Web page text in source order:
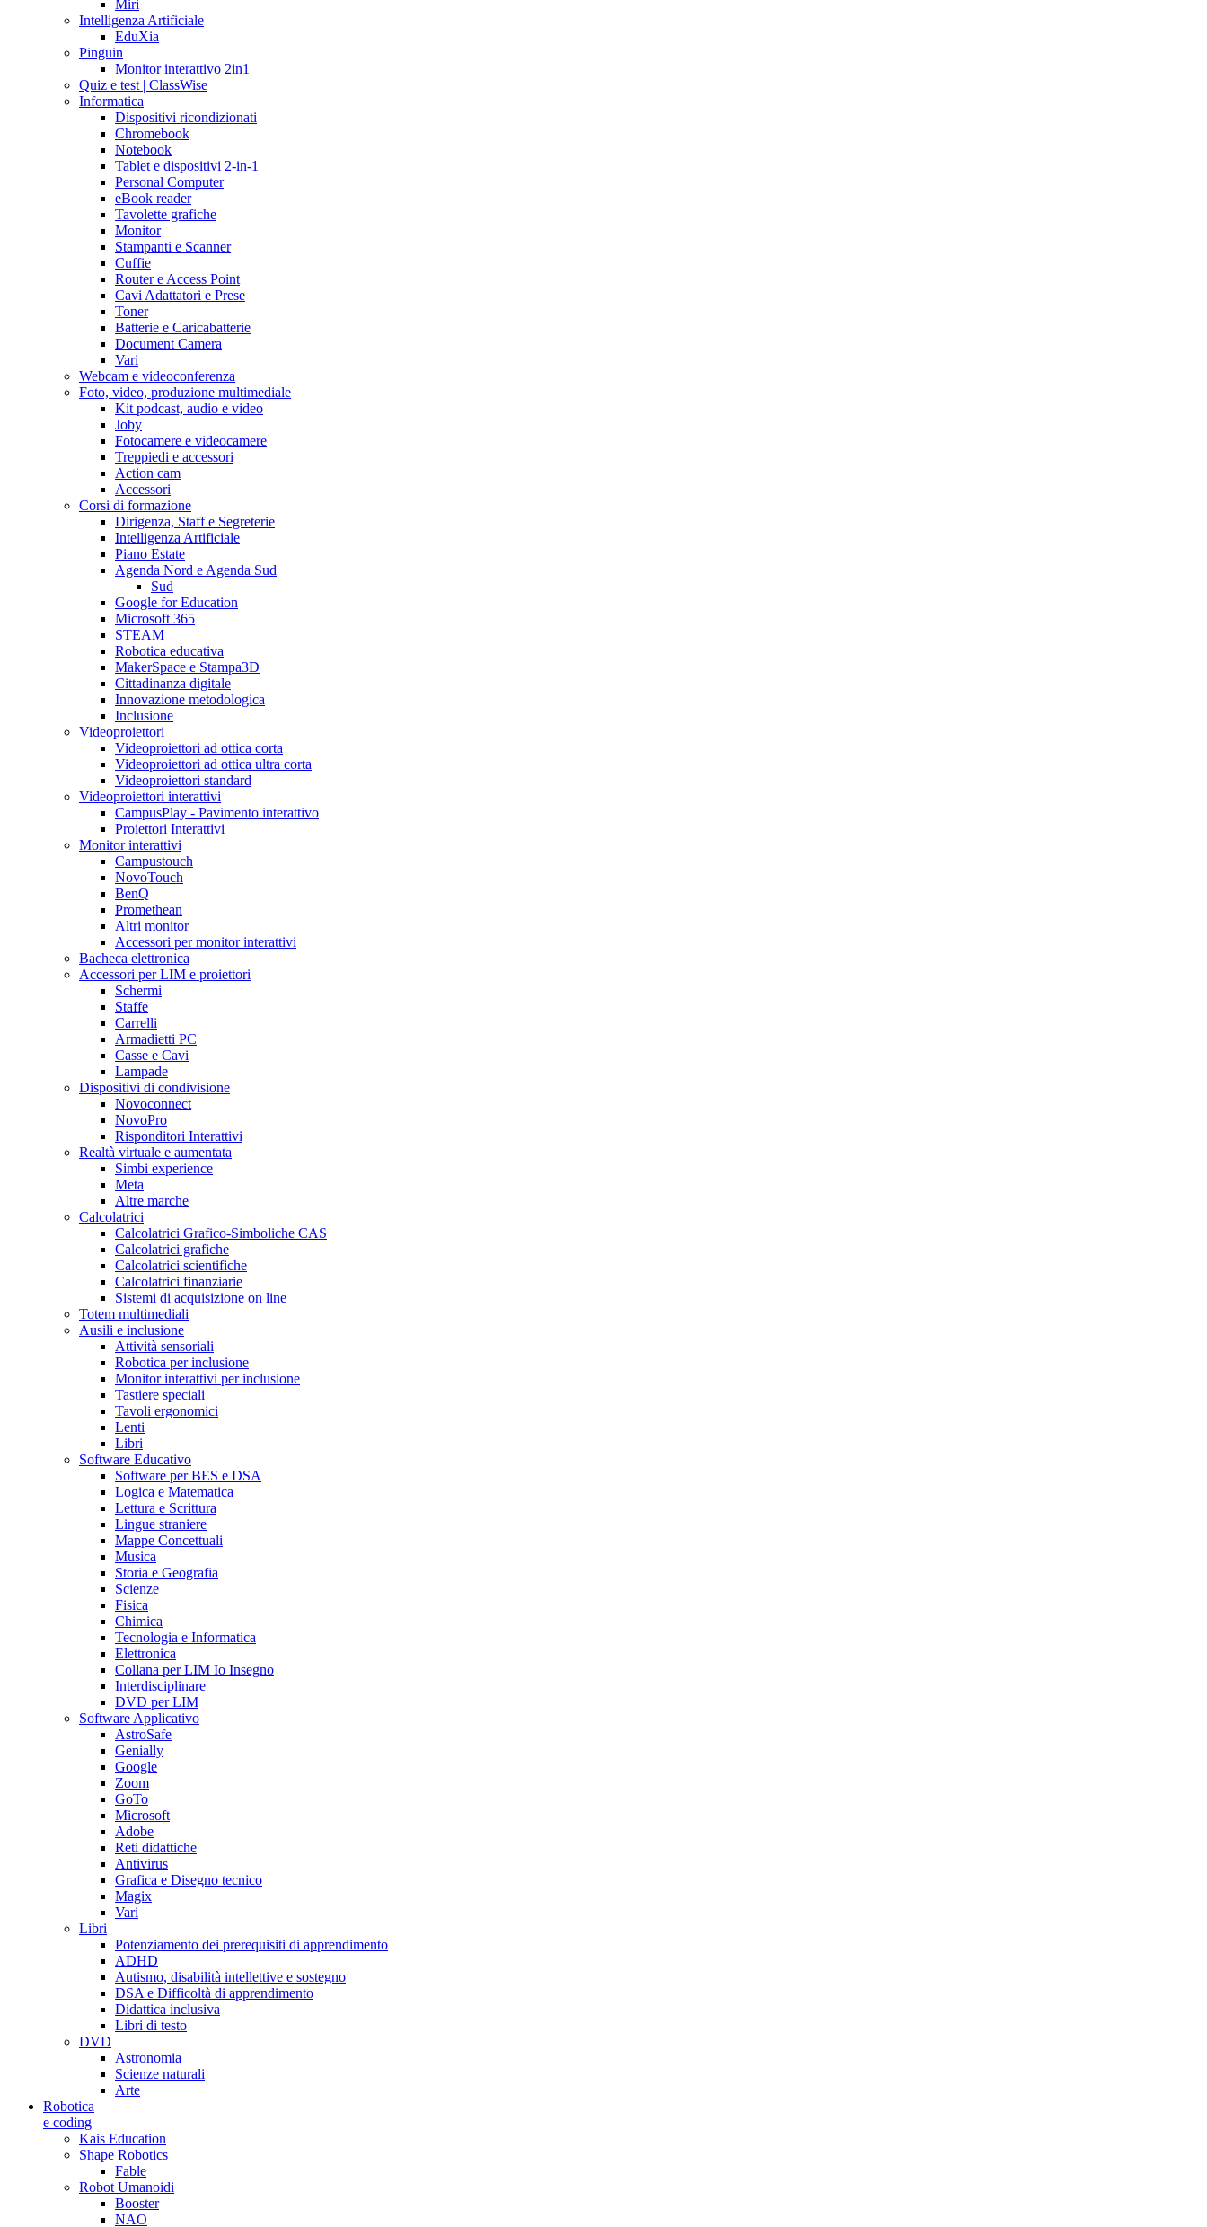
Miri
Intelligenza Artificiale
EduXia
Pinguin
Monitor interattivo 2in1
Quiz e test | ClassWise
Informatica
Dispositivi ricondizionati
Chromebook
Notebook
Tablet e dispositivi 2-in-1
Personal Computer
eBook reader
Tavolette grafiche
Monitor
Stampanti e Scanner
Cuffie
Router e Access Point
Cavi Adattatori e Prese
Toner
Batterie e Caricabatterie
Document Camera
Vari
Webcam e videoconferenza
Foto, video, produzione multimediale
Kit podcast, audio e video
Joby
Fotocamere e videocamere
Treppiedi e accessori
Action cam
Accessori
Corsi di formazione
Dirigenza, Staff e Segreterie
Intelligenza Artificiale
Piano Estate
Agenda Nord e Agenda Sud
Sud
Google for Education
Microsoft 365
STEAM
Robotica educativa
MakerSpace e Stampa3D
Cittadinanza digitale
Innovazione metodologica
Inclusione
Videoproiettori
Videoproiettori ad ottica corta
Videoproiettori ad ottica ultra corta
Videoproiettori standard
Videoproiettori interattivi
CampusPlay - Pavimento interattivo
Proiettori Interattivi
Monitor interattivi
Campustouch
NovoTouch
BenQ
Promethean
Altri monitor
Accessori per monitor interattivi
Bacheca elettronica
Accessori per LIM e proiettori
Schermi
Staffe
Carrelli
Armadietti PC
Casse e Cavi
Lampade
Dispositivi di condivisione
Novoconnect
NovoPro
Risponditori Interattivi
Realtà virtuale e aumentata
Simbi experience
Meta
Altre marche
Calcolatrici
Calcolatrici Grafico-Simboliche CAS
Calcolatrici grafiche
Calcolatrici scientifiche
Calcolatrici finanziarie
Sistemi di acquisizione on line
Totem multimediali
Ausili e inclusione
Attività sensoriali
Robotica per inclusione
Monitor interattivi per inclusione
Tastiere speciali
Tavoli ergonomici
Lenti
Libri
Software Educativo
Software per BES e DSA
Logica e Matematica
Lettura e Scrittura
Lingue straniere
Mappe Concettuali
Musica
Storia e Geografia
Scienze
Fisica
Chimica
Tecnologia e Informatica
Elettronica
Collana per LIM Io Insegno
Interdisciplinare
DVD per LIM
Software Applicativo
AstroSafe
Genially
Google
Zoom
GoTo
Microsoft
Adobe
Reti didattiche
Antivirus
Grafica e Disegno tecnico
Magix
Vari
Libri
Potenziamento dei prerequisiti di apprendimento
ADHD
Autismo, disabilità intellettive e sostegno
DSA e Difficoltà di apprendimento
Didattica inclusiva
Libri di testo
DVD
Astronomia
Scienze naturali
Arte
Robotica
e coding
Kais Education
Shape Robotics
Fable
Robot Umanoidi
Booster
NAO